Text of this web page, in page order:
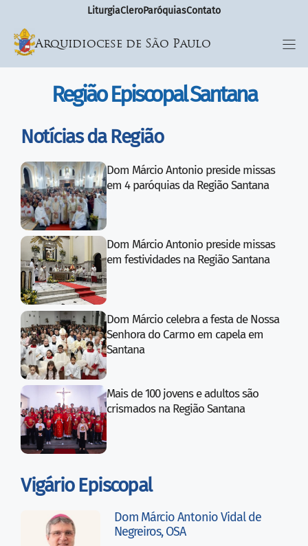
LiturgiaCleroParóquiasContato
Arquidiocese de São Paulo
Região Episcopal Santana
Notícias da Região
Dom Márcio Antonio preside missas
em 4 paróquias da Região Santana
Dom Márcio Antonio preside missas
em festividades na Região Santana
Dom Márcio celebra a festa de Nossa
Senhora do Carmo em capela em
Santana
Mais de 100 jovens e adultos são
crismados na Região Santana
Vigário Episcopal
Dom Márcio Antonio Vidal de
Negreiros, OSA